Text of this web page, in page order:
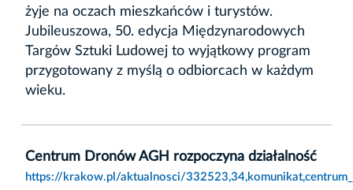
żyje na oczach mieszkańców i turystów.
Jubileuszowa, 50. edycja Międzynarodowych
Targów Sztuki Ludowej to wyjątkowy program
przygotowany z myślą o odbiorcach w każdym
wieku.
Centrum Dronów AGH rozpoczyna działalność
https://krakow.pl/aktualnosci/